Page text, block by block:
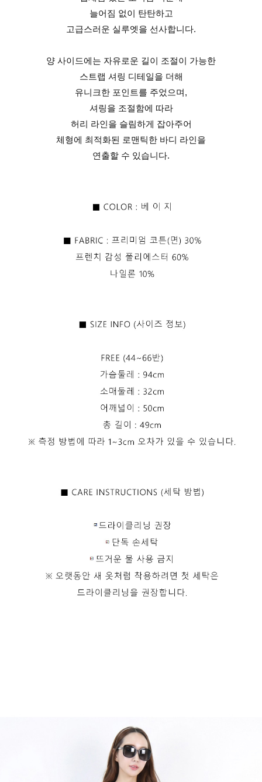
늘어짐 없이 탄탄하고
고급스러운 실루엣을 선사합니다.
양 사이드에는 자유로운 길이 조절이 가능한
스트랩 셔링 디테일을 더해
유니크한 포인트를 주었으며,
셔링을 조절함에 따라
허리 라인을 슬림하게 잡아주어
체형에 최적화된 로맨틱한 바디 라인을